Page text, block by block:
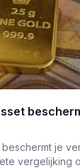
je
vergelijking